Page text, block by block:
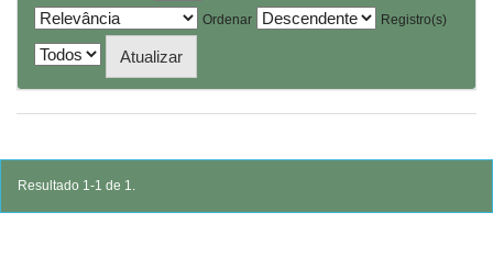
Ordenar
Registro(s)
Resultado 1-1 de 1.